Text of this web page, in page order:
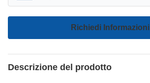
Richiedi Informazioni
Descrizione del prodotto